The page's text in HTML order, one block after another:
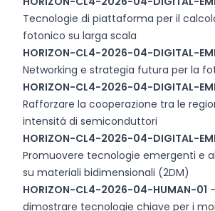
Tecnologie di piattaforma per il
fotonico su larga scala
HORIZON-CL4-2026-04-DIGITAL-
Networking e strategia futura per la
HORIZON-CL4-2026-04-DIGITAL-
Rafforzare la cooperazione tra le
intensità di semiconduttori
HORIZON-CL4-2026-04-DIGITAL-
Promuovere tecnologie emergenti e
su materiali bidimensionali (2DM)
HORIZON-CL4-2026-04-HUMAN-01
dimostrare tecnologie chiave per i